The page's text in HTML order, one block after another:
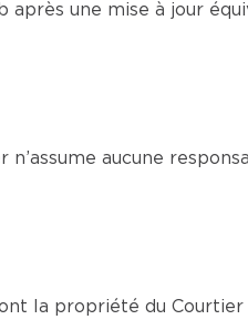
une mise à jour
aucune
la propriété du